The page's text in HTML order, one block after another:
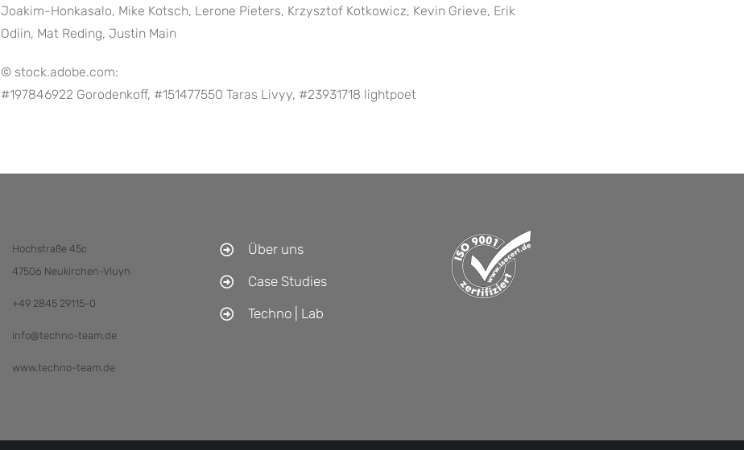
Joakim-Honkasalo, Mike Kotsch, Lerone Pieters, Krzysztof Kotkowicz, Kevin Grieve, Erik
Odiin, Mat Reding, Justin Main
© stock.adobe.com:
#197846922 Gorodenkoff, #151477550 Taras Livyy, #23931718 lightpoet
Hochstraße 45c
47506 Neukirchen-Vluyn
+49 2845 29115-0
info@techno-team.de
www.techno-team.de
Über uns
Case Studies
Techno | Lab